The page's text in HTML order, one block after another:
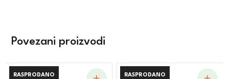
Povezani proizvodi
RASPRODANO
RASPRODANO RASPRODANO
RASPRODANO